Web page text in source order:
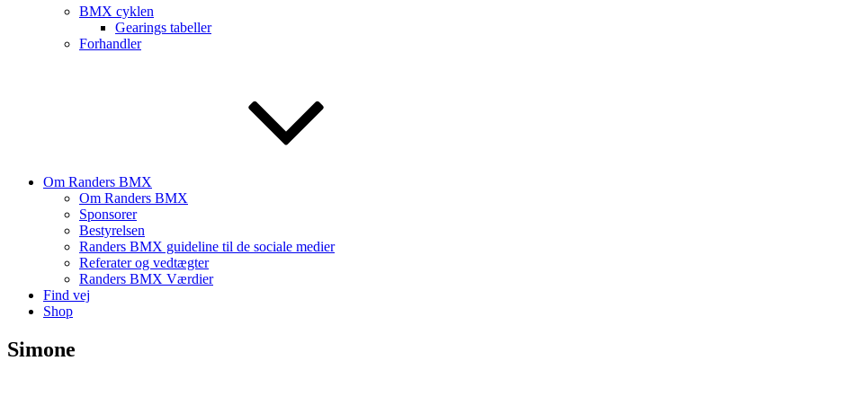
BMX cyklen
Gearings tabeller
Forhandler
Om Randers BMX
Om Randers BMX
Sponsorer
Bestyrelsen
Randers BMX guideline til de sociale medier
Referater og vedtægter
Randers BMX Værdier
Find vej
Shop
Simone